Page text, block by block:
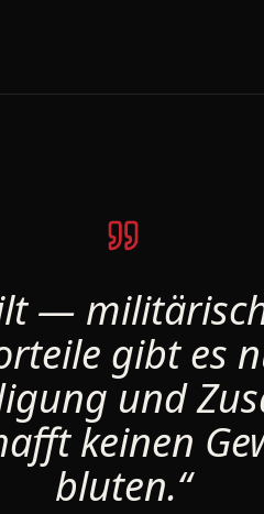
—
gibt es
und
keinen
bluten.“